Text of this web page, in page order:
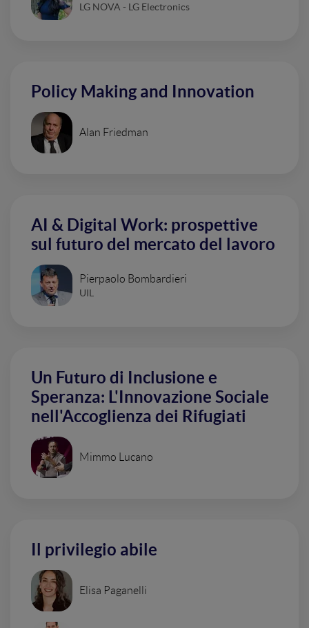
LG NOVA - LG Electronics
Policy Making and Innovation
Alan Friedman
AI & Digital Work: prospettive
sul futuro del mercato del lavoro
Pierpaolo Bombardieri
UIL
Un Futuro di Inclusione e
Speranza: L'Innovazione Sociale
nell'Accoglienza dei Rifugiati
Mimmo Lucano
Il privilegio abile
Elisa Paganelli